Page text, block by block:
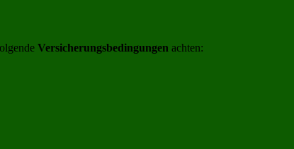
Versicherungsbedingungen achten: